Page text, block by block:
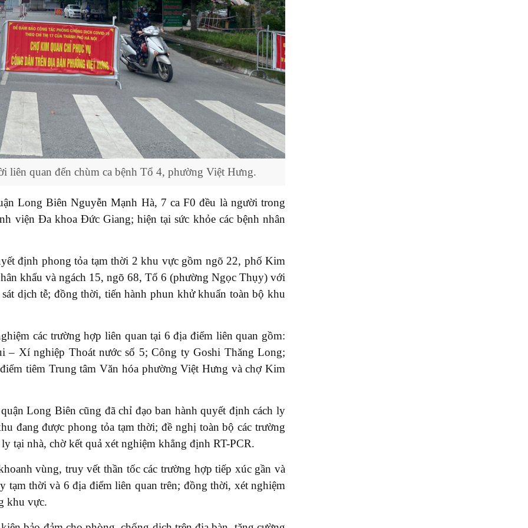
quan đến chùm ca bệnh Tổ 4, phường Việt Hưng.
Long Biên Nguyễn Mạnh Hà, 7 ca F0 đều là người trong
viện Đa khoa Đức Giang; hiện tại sức khỏe các bệnh nhân
định phong tỏa tạm thời 2 khu vực gồm ngõ 22, phố Kim
khẩu và ngách 15, ngõ 68, Tổ 6 (phường Ngọc Thụy) với
dịch tễ; đồng thời, tiến hành phun khử khuẩn toàn bộ khu
các trường hợp liên quan tại 6 địa điểm liên quan gồm:
– Xí nghiệp Thoát nước số 5; Công ty Goshi Thăng Long;
tiêm Trung tâm Văn hóa phường Việt Hưng và chợ Kim
Long Biên cũng đã chỉ đạo ban hành quyết định cách ly
đang được phong tỏa tạm thời; đề nghị toàn bộ các trường
tại nhà, chờ kết quả xét nghiệm khẳng định RT-PCR.
vùng, truy vết thần tốc các trường hợp tiếp xúc gần và
tạm thời và 6 địa điểm liên quan trên; đồng thời, xét nghiệm
khu vực.